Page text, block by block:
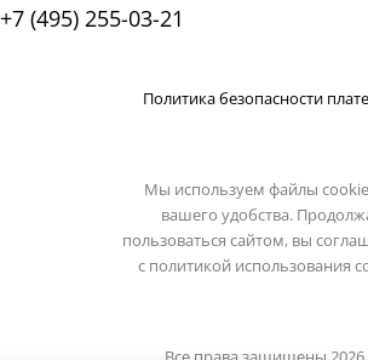
+7 (495) 255-03-21
Политика безопасности
Мы используем файлы
вашего удобства.
пользоваться сайтом, вы
с политикой использования